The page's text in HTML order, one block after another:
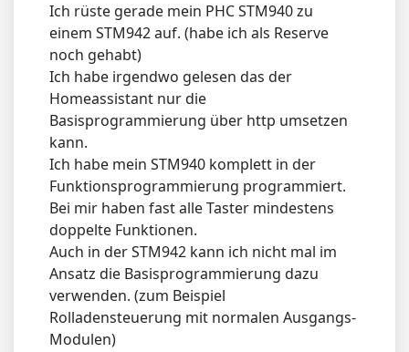
Ich rüste gerade mein PHC STM940 zu
einem STM942 auf. (habe ich als Reserve
noch gehabt)
Ich habe irgendwo gelesen das der
Homeassistant nur die
Basisprogrammierung über http umsetzen
kann.
Ich habe mein STM940 komplett in der
Funktionsprogrammierung programmiert.
Bei mir haben fast alle Taster mindestens
doppelte Funktionen.
Auch in der STM942 kann ich nicht mal im
Ansatz die Basisprogrammierung dazu
verwenden. (zum Beispiel
Rolladensteuerung mit normalen Ausgangs-
Modulen)